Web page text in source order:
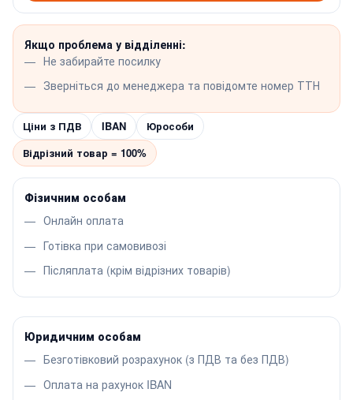
Якщо проблема у відділенні:
Не забирайте посилку
Зверніться до менеджера та повідомте номер ТТН
Ціни з ПДВ IBAN
Юрособи
Відрізний товар = 100%
Фізичним особам
Онлайн оплата
Готівка при самовивозі
Післяплата (крім відрізних товарів)
Юридичним особам
Безготівковий розрахунок (з ПДВ та без ПДВ)
Оплата на рахунок IBAN